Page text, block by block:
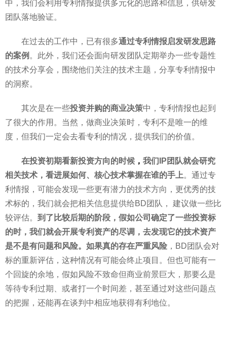
中，我们会利用专利情报提供多元化的思路和信息，供研发
团队落地验证。
在过去的工作中，已有很多通过专利情报启发研发思路
的案例 。此外，我们还会面向研发团队定期举办一些专题性
的技术分享会，围绕他们关注的技术主题，分享专利情报中
的洞察。
其次是在一些投资并购的商业决策中，专利情报也起到
了很大的作用。当然，做商业决策时，专利不是唯一的维
度，但我们一定会去看专利的情况，提供我们的价值。
在投资初期看新投资方向的时候 ， 我们IP团队就会研究
相关技术，看进展如何、核心技术掌握在谁的手上。通过专
利情报，可能会发现一些更有潜力的技术方向，更优秀的技
术标的，我们就会把相关信息提供给BD团队， 建议做一些比
较评估。 到了比较后期的阶段，假如公司确定了一些投资标
的时，我们就会开展专利资产的尽调，去发现它的技术资产
是不是有问题和风险。如果真的存在严重风险 ，BD团队会对
标的重新评估，这种情况有可能会终止项目。但也可能有一
个回旋的余地，假如风险不致命但商业前景巨大，那要么是
等待专利过期、或者打一个时间差，甚至通过对这些问题点
的把握，还能再在谈判中相应地获得有利地位。